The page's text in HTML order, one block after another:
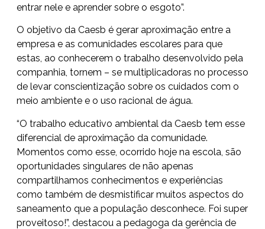
entrar nele e aprender sobre o esgoto”.
O objetivo da Caesb é gerar aproximação entre a
empresa e as comunidades escolares para que
estas, ao conhecerem o trabalho desenvolvido pela
companhia, tornem – se multiplicadoras no processo
de levar conscientização sobre os cuidados com o
meio ambiente e o uso racional de água.
“O trabalho educativo ambiental da Caesb tem esse
diferencial de aproximação da comunidade.
Momentos como esse, ocorrido hoje na escola, são
oportunidades singulares de não apenas
compartilhamos conhecimentos e experiências
como também de desmistificar muitos aspectos do
saneamento que a população desconhece. Foi super
proveitoso!”, destacou a pedagoga da gerência de